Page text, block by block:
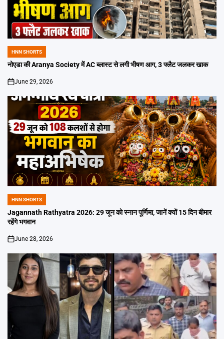
POSTED
IN
HNN SHORTS
नोएडा की Aranya Society में AC ब्लास्ट से लगी भीषण आग, 3 फ्लैट जलकर खाक
on
June 29, 2026
POSTED
IN
HNN SHORTS
Jagannath Rathyatra 2026: 29 जून को स्नान पूर्णिमा, जानें क्यों 15 दिन बीमार
रहेंगे भगवान
on
June 28, 2026